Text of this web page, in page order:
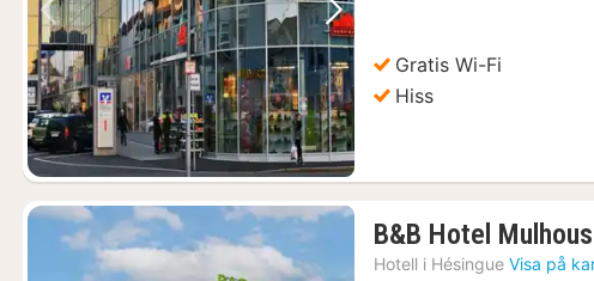
Föregående bild Nästa bild
Gratis Wi-Fi
Hiss
B&B Hotel
Hotell i Hésingue Visa på